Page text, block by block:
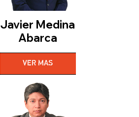
Javier Medina
Abarca
VER MAS